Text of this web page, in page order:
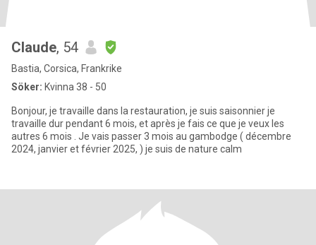
Claude, 54
Bastia, Corsica, Frankrike
Söker: Kvinna 38 - 50
Bonjour, je travaille dans la restauration, je suis saisonnier je
travaille dur pendant 6 mois, et après je fais ce que je veux les
autres 6 mois . Je vais passer 3 mois au gambodge ( décembre
2024, janvier et février 2025, ) je suis de nature calm